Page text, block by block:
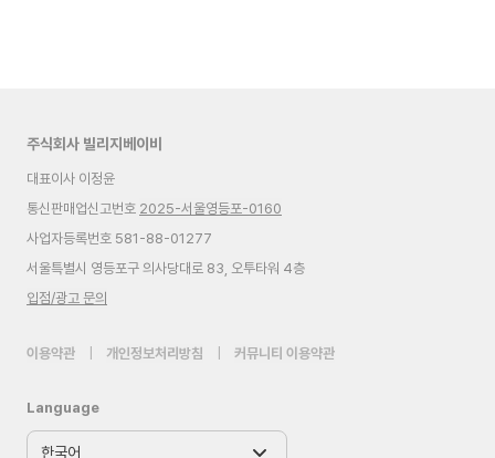
주식회사 빌리지베이비
대표이사 이정윤
통신판매업신고번호 2025-서울영등포-0160
사업자등록번호 581-88-01277
서울특별시 영등포구 의사당대로 83, 오투타워 4층
입점/광고 문의
이용약관 개인정보처리방침 커뮤니티 이용약관
Language